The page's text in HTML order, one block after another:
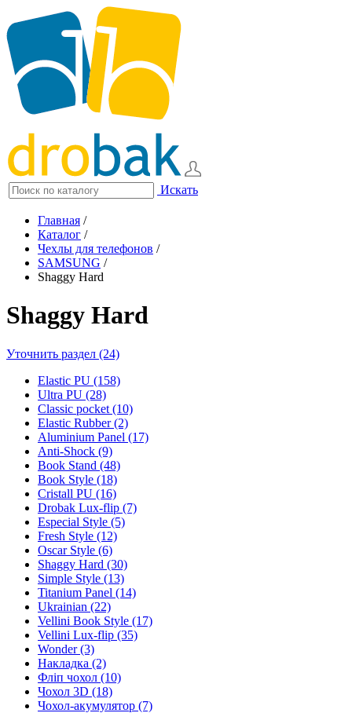
Искать
Главная /
Каталог /
Чехлы для телефонов /
SAMSUNG /
Shaggy Hard
Shaggy Hard
Уточнить раздел (24)
Elastic PU (158)
Ultra PU (28)
Classic pocket (10)
Elastic Rubber (2)
Aluminium Panel (17)
Anti-Shock (9)
Book Stand (48)
Book Style (18)
Cristall PU (16)
Drobak Lux-flip (7)
Especial Style (5)
Fresh Style (12)
Oscar Style (6)
Shaggy Hard (30)
Simple Style (13)
Titanium Panel (14)
Ukrainian (22)
Vellini Book Style (17)
Vellini Lux-flip (35)
Wonder (3)
Накладка (2)
Фліп чохол (10)
Чохол 3D (18)
Чохол-акумулятор (7)